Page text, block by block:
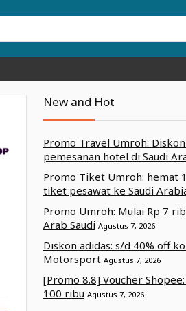
New and Hot
Promo Travel Umroh:
pemesanan hotel di Saudi
Promo Tiket Umroh: hemat
tiket pesawat ke Saudi
Promo Umroh: Mulai Rp 7
Arab Saudi Agustus 7, 2026
Diskon adidas: s/d 40% off
Motorsport Agustus 7, 2026
[Promo 8.8] Voucher
100 ribu Agustus 7, 2026